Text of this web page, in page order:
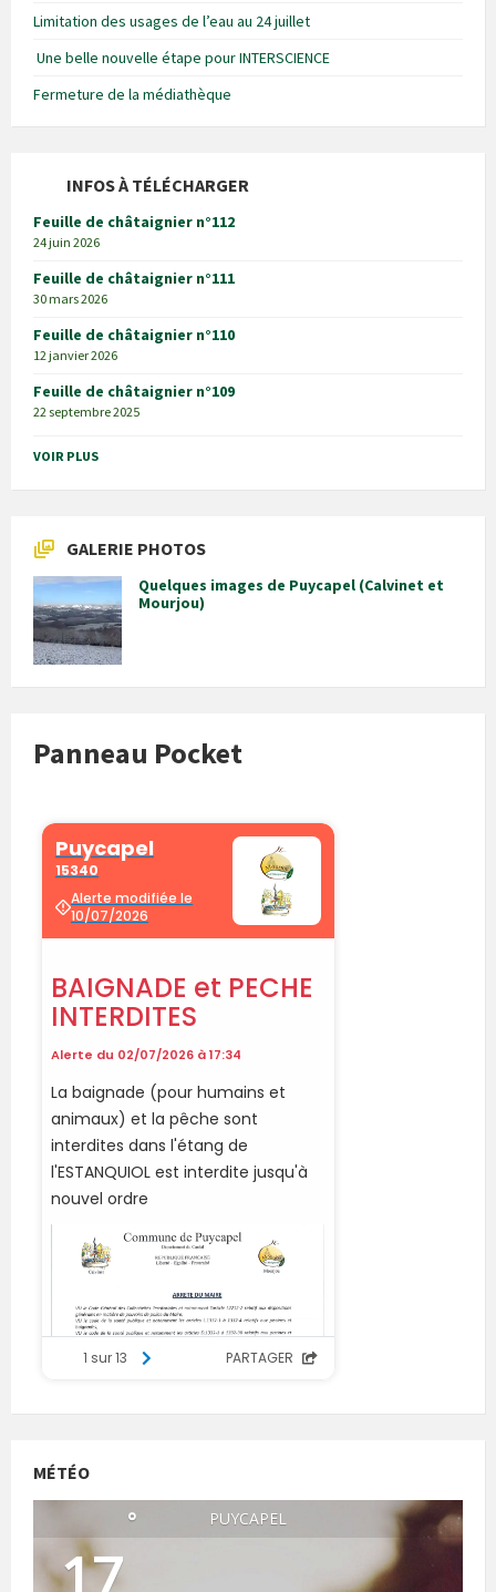
Limitation des usages de l’eau au 24 juillet
Une belle nouvelle étape pour INTERSCIENCE
Fermeture de la médiathèque
INFOS À TÉLÉCHARGER
Feuille de châtaignier n°112
24 juin 2026
Feuille de châtaignier n°111
30 mars 2026
Feuille de châtaignier n°110
12 janvier 2026
Feuille de châtaignier n°109
22 septembre 2025
VOIR PLUS
GALERIE PHOTOS
Quelques images de Puycapel (Calvinet et
Mourjou)
Panneau Pocket
MÉTÉO
PUYCAPEL
17
°